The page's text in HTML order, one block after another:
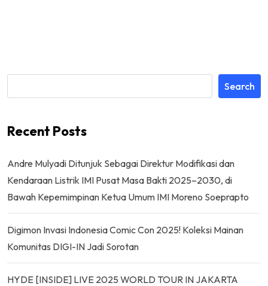
Search
Recent Posts
Andre Mulyadi Ditunjuk Sebagai Direktur Modifikasi dan
Kendaraan Listrik IMI Pusat Masa Bakti 2025–2030, di
Bawah Kepemimpinan Ketua Umum IMI Moreno Soeprapto
Digimon Invasi Indonesia Comic Con 2025! Koleksi Mainan
Komunitas DIGI-IN Jadi Sorotan
HYDE [INSIDE] LIVE 2025 WORLD TOUR IN JAKARTA